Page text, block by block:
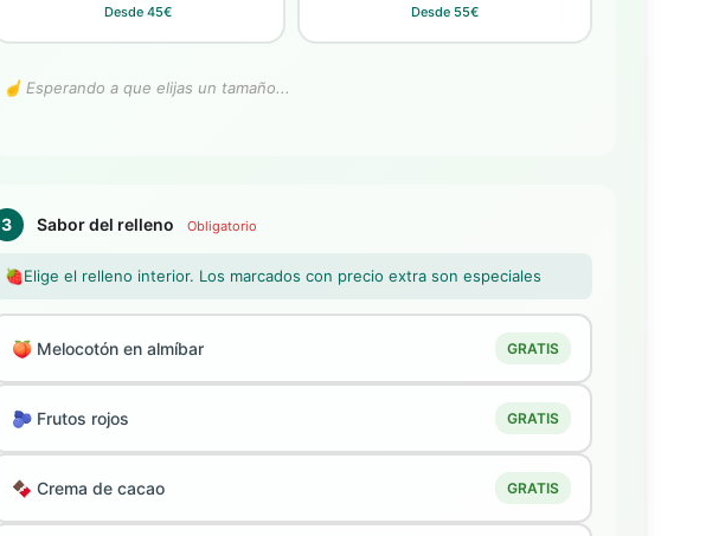
Desde 45€ Desde 55€
☝️ Esperando a que elijas un tamaño...
3 Sabor del relleno Obligatorio
🍓Elige el relleno interior. Los marcados con precio extra son especiales
🍑 Melocotón en almíbar GRATIS
🫐 Frutos rojos GRATIS
🍫 Crema de cacao GRATIS